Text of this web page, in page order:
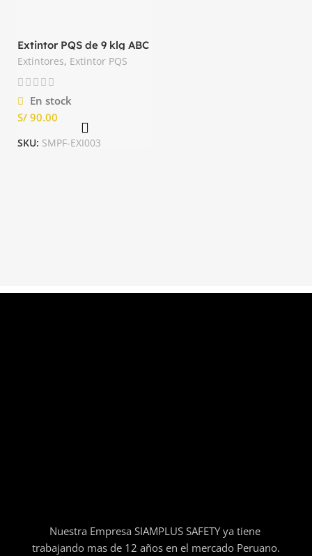
Extintor PQS de 9 klg ABC
Importado
Extintores, Extintor PQS
En stock
S/
SKU: SMPF-EXI003
Nuestra Empresa SIAMPLUS SAFETY ya tiene
trabajando mas de 12 años en el mercado Peruano.